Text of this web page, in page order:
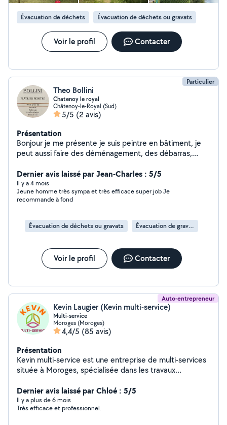
Évacuation de déchets Évacuation de déchets ou gravats
Voir le profil Contacter
Particulier
Theo Bollini
Chatenoy le royal
Châtenoy-le-Royal (Sud)
5/5 (2 avis)
Présentation
Bonjour je me présente je suis peintre en bâtiment, je
peut aussi faire des déménagement, des débarras,
Dernier avis laissé par Jean-Charles : 5/5
Il y a 4 mois
Jeune homme très sympa et très efficace super job Je
recommande à fond
Évacuation de déchets ou gravats Évacuation de gravats
Voir le profil Contacter
Auto-entrepreneur
Kevin Laugier (Kevin multi-service)
Multi-service
Moroges (Moroges)
4,4/5 (85 avis)
Présentation
Kevin multi-service est une entreprise de multi-services
située à Moroges, spécialisée dans les travaux
L'entreprise propose des prestations adaptées aussi
bien aux particuliers qu'aux professionnels, avec un
service rapide, sérieux et polyvalent. L'entreprise
Dernier avis laissé par Chloé : 5/5
Il y a plus de 6 mois
Très efficace et professionnel.